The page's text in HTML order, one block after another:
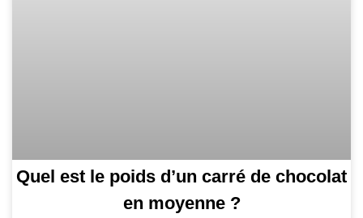
Quel est le poids d’un carré de chocolat
en moyenne ?